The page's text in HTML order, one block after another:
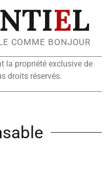
NTIEL
COMME BONJOUR
la propriété exclusive de
droits réservés.